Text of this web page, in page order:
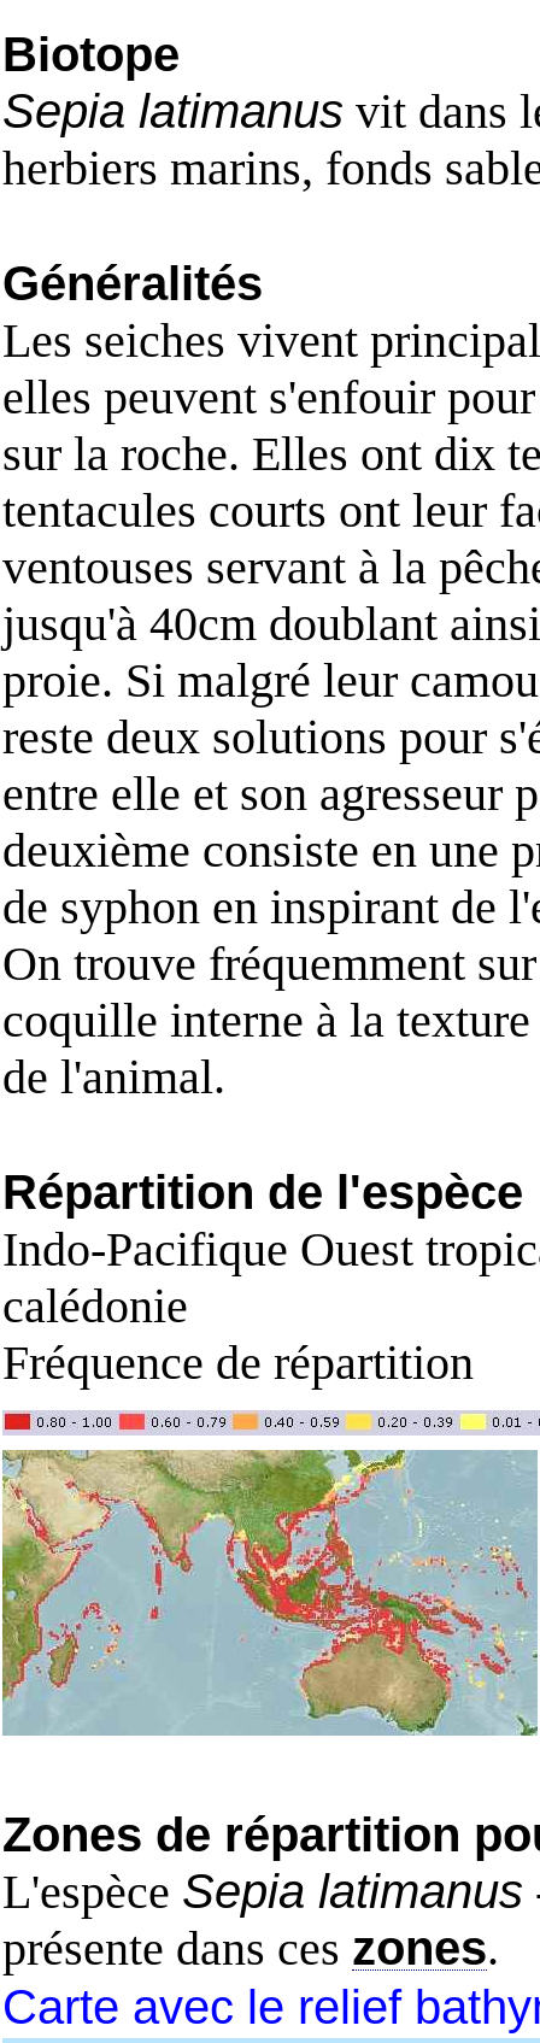
Biotope
Sepia latimanus vit dans
herbiers marins, fonds
Généralités
Les seiches vivent
elles peuvent s'enfouir
sur la roche. Elles ont dix
tentacules courts ont leur
ventouses servant à la
jusqu'à 40cm doublant
proie. Si malgré leur
reste deux solutions pour
entre elle et son agresseur
deuxième consiste en une
de syphon en inspirant de
On trouve fréquemment
coquille interne à la
de l'animal.
Répartition de l'espèce
Indo-Pacifique Ouest
calédonie
Fréquence de répartition
Zones de répartition
L'espèce Sepia latimanus
présente dans ces zones.
Carte avec le relief